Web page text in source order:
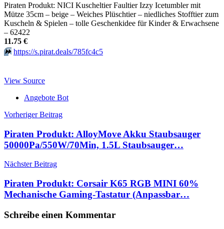
Piraten Produkt: NICI Kuscheltier Faultier Izzy Icetumbler mit
Mütze 35cm – beige – Weiches Plüschtier – niedliches Stofftier zum
Kuscheln & Spielen – tolle Geschenkidee für Kinder & Erwachsene
– 62422
11.75 €
⏩️ https://s.pirat.deals/785fc4c5
View Source
Angebote Bot
Beitragsnavigation
Vorheriger Beitrag
Piraten Produkt: AlloyMove Akku Staubsauger
50000Pa/550W/70Min, 1.5L Staubsauger…
Nächster Beitrag
Piraten Produkt: Corsair K65 RGB MINI 60%
Mechanische Gaming-Tastatur (Anpassbar…
Schreibe einen Kommentar